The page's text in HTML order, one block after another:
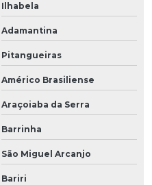
Ilhabela
Adamantina
Pitangueiras
Américo Brasiliense
Araçoiaba da Serra
Barrinha
São Miguel Arcanjo
Bariri